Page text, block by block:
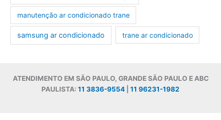
manutenção ar condicionado trane
samsung ar condicionado trane ar condicionado
ATENDIMENTO EM SÃO PAULO, GRANDE SÃO PAULO E ABC
PAULISTA: 11 3836-9554 11 96231-1982